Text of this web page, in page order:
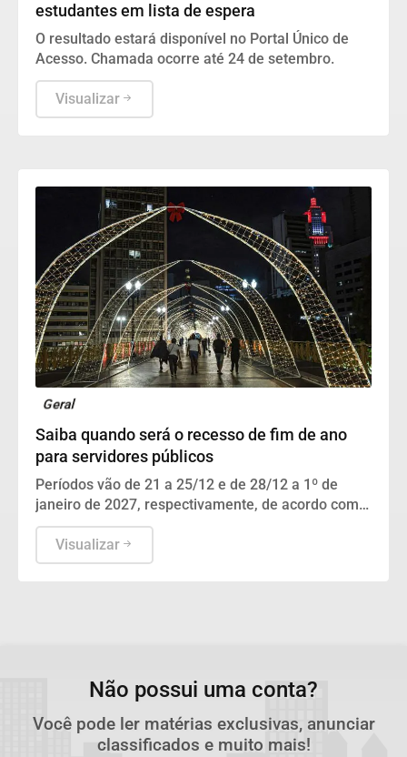
estudantes em lista de espera
O resultado estará disponível no Portal Único de
Acesso. Chamada ocorre até 24 de setembro.
Visualizar
Geral
Saiba quando será o recesso de fim de ano
para servidores públicos
Períodos vão de 21 a 25/12 e de 28/12 a 1º de
janeiro de 2027, respectivamente, de acordo com
portaria do MGI.
Visualizar
Não possui uma conta?
Você pode ler matérias exclusivas, anunciar
classificados e muito mais!